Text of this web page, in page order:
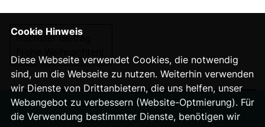
Nächster Beitrag
Cookie Hinweis
Diese Webseite verwendet Cookies, die notwendig
sind, um die Webseite zu nutzen. Weiterhin verwenden
wir Dienste von Drittanbietern, die uns helfen, unser
Webangebot zu verbessern (Website-Optmierung). Für
die Verwendung bestimmter Dienste, benötigen wir